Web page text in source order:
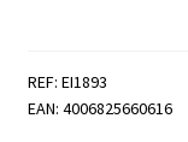
18/200
REF: EI1893
EAN: 4006825660616